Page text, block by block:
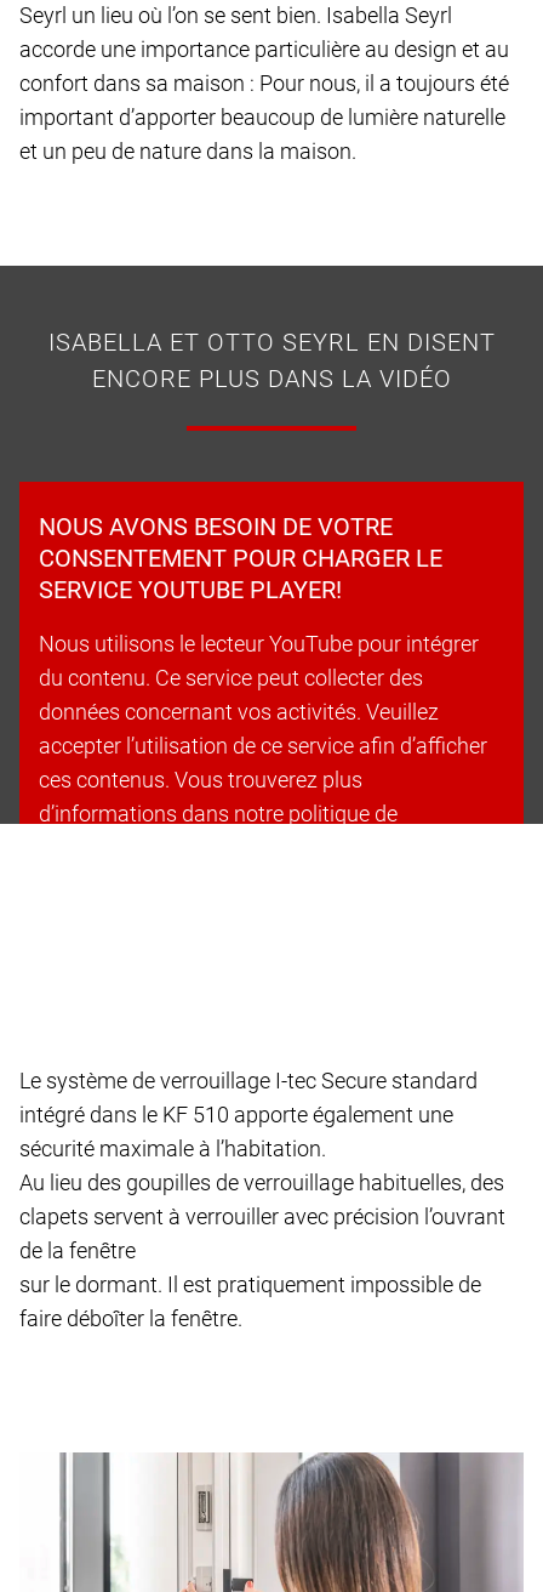
Seyrl un lieu où l’on se sent bien. Isabella Seyrl
accorde une importance particulière au design et au
confort dans sa maison : Pour nous, il a toujours été
important d’apporter beaucoup de lumière naturelle
et un peu de nature dans la maison.
ISABELLA ET OTTO SEYRL EN DISENT
ENCORE PLUS DANS LA VIDÉO
NOUS AVONS BESOIN DE VOTRE
CONSENTEMENT POUR CHARGER LE
SERVICE YOUTUBE PLAYER!
Nous utilisons le lecteur YouTube pour intégrer
du contenu. Ce service peut collecter des
données concernant vos activités. Veuillez
accepter l’utilisation de ce service afin d’afficher
ces contenus. Vous trouverez plus
d’informations dans notre politique de
Le système de verrouillage I-tec Secure standard
intégré dans le KF 510 apporte également une
sécurité maximale à l’habitation.
Au lieu des goupilles de verrouillage habituelles, des
clapets servent à verrouiller avec précision l’ouvrant
de la fenêtre
sur le dormant. Il est pratiquement impossible de
faire déboîter la fenêtre.